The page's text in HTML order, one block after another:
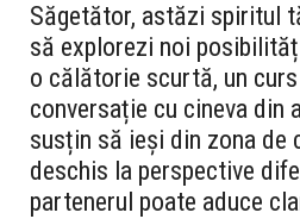
Săgetător, astăzi spiritul
să explorezi noi
o călătorie scurtă, un
conversație cu cineva din
susțin să ieși din zona
deschis la perspective
partenerul poate aduce